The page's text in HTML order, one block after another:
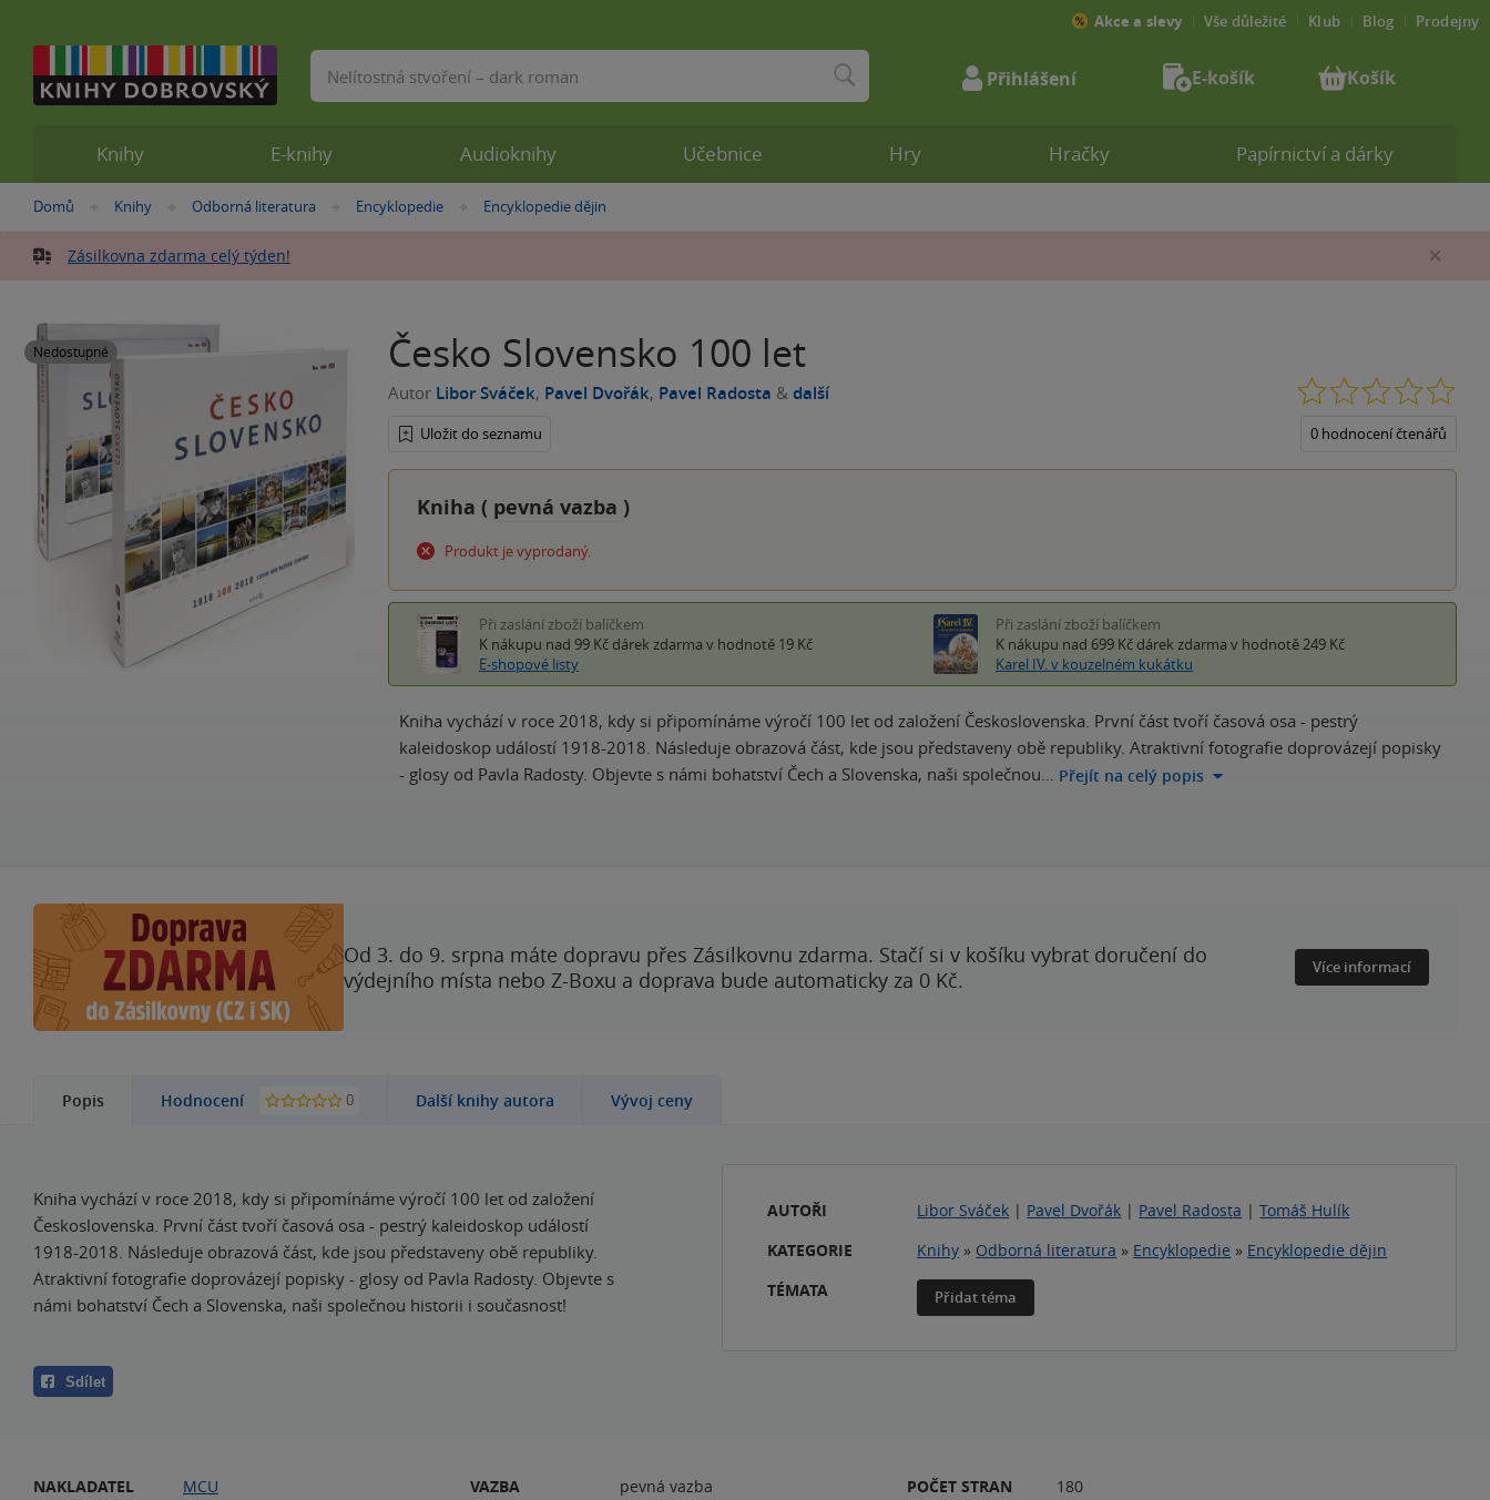
Nacházíte
zde:
Domů »
Knihy »
Odborná literatura »
Encyklopedie »
Encyklopedie dějin
Zásilkovna zdarma celý týden!
Nedostupné Česko Slovensko 100 let
Autor Libor Sváček, Pavel Dvořák, Pavel Radosta & další
Uložit do seznamu 0 hodnocení čtenářů
Kniha ( pevná vazba )
Produkt je vyprodaný.
Při zaslání zboží balíčkem
K nákupu nad 99 Kč dárek zdarma v hodnotě 19 Kč
E-shopové listy
Při zaslání zboží balíčkem
K nákupu nad 699 Kč dárek zdarma v hodnotě 249 Kč
Karel IV. v kouzelném kukátku
Kniha vychází v roce 2018, kdy si připomínáme výročí 100 let od založení Československa. První část tvoří časová osa - pestrý
kaleidoskop událostí 1918-2018. Následuje obrazová část, kde jsou představeny obě republiky. Atraktivní fotografie doprovázejí popisky
- glosy od Pavla Radosty. Objevte s námi bohatství Čech a Slovenska, naši společnou… Přejít na celý popis
Od 3. do 9. srpna máte dopravu přes Zásilkovnu zdarma. Stačí si v košíku vybrat doručení do
výdejního místa nebo Z-Boxu a doprava bude automaticky za 0 Kč.
Více informací
Popis Hodnocení 0 Další knihy autora Vývoj ceny
Kniha vychází v roce 2018, kdy si připomínáme výročí 100 let od založení
Československa. První část tvoří časová osa - pestrý kaleidoskop událostí
1918-2018. Následuje obrazová část, kde jsou představeny obě republiky.
Atraktivní fotografie doprovázejí popisky - glosy od Pavla Radosty. Objevte s
námi bohatství Čech a Slovenska, naši společnou historii i současnost!
Sdílet
AUTOŘI Libor Sváček | Pavel Dvořák | Pavel Radosta |Tomáš Hulík
KATEGORIE
Knihy » Odborná literatura » Encyklopedie » Encyklopedie dějin
TÉMATA
Přidat téma
NAKLADATEL
MCU
VAZBA
pevná vazba
POČET STRAN
180
Knihy E-knihy Audioknihy Učebnice Hry Hračky Papírnictví a dárky
Akce a slevy Vše důležité Klub Blog Prodejny
Vyhledávání Přihlášení E-košík Košík